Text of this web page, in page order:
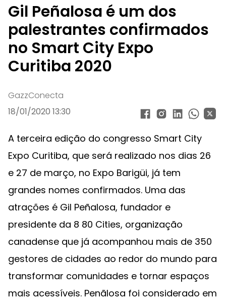
Gil Peñalosa é um dos
palestrantes confirmados
no Smart City Expo
Curitiba 2020
GazzConecta
18/01/2020 13:30
A terceira edição do congresso Smart City
Expo Curitiba, que será realizado nos dias 26
e 27 de março, no Expo Barigüi, já tem
grandes nomes confirmados. Uma das
atrações é Gil Peñalosa, fundador e
presidente da 8 80 Cities, organização
canadense que já acompanhou mais de 350
gestores de cidades ao redor do mundo para
transformar comunidades e tornar espaços
mais acessíveis. Penãlosa foi considerado em